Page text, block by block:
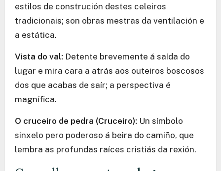
estilos de construción destes celeiros
tradicionais; son obras mestras da ventilación e
a estática.
Vista do val: Detente brevemente á saída do
lugar e mira cara a atrás aos outeiros boscosos
dos que acabas de saír; a perspectiva é
magnífica.
O cruceiro de pedra (Cruceiro): Un símbolo
sinxelo pero poderoso á beira do camiño, que
lembra as profundas raíces cristiás da rexión.